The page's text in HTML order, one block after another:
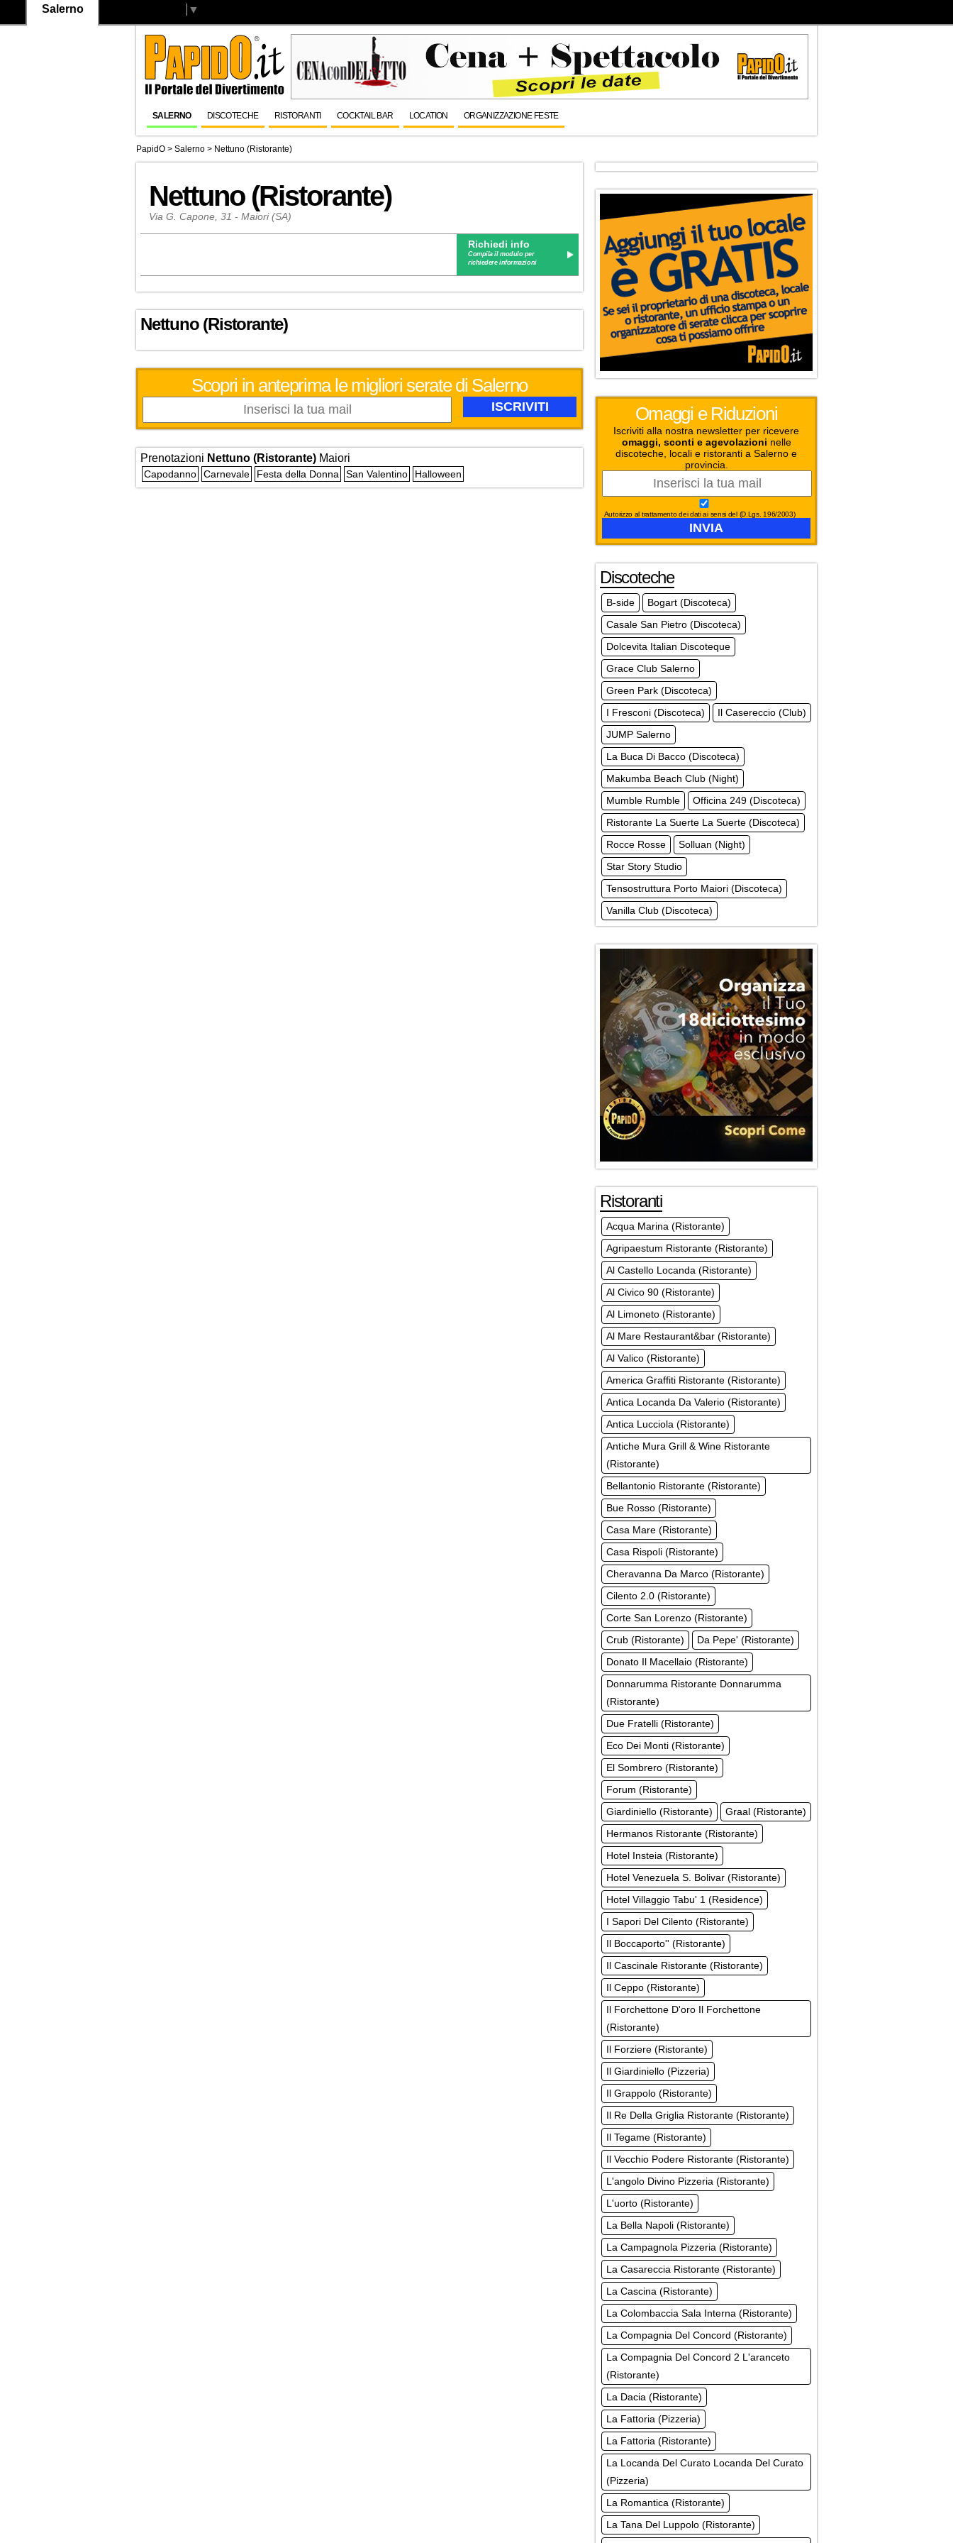
Salerno ▼
SALERNO DISCOTECHE RISTORANTI COCKTAIL BAR LOCATION ORGANIZZAZIONE FESTE
PapidO > Salerno > Nettuno (Ristorante)
Nettuno (Ristorante)
Via G. Capone, 31 - Maiori (SA)
Richiedi info
Compila il modulo per
richiedere informazioni
Nettuno (Ristorante)
Scopri in anteprima le migliori serate di Salerno
Prenotazioni Nettuno (Ristorante) Maiori
Capodanno Carnevale Festa della Donna San Valentino Halloween
Omaggi e Riduzioni
Iscriviti alla nostra newsletter per ricevere
omaggi, sconti e agevolazioni nelle
discoteche, locali e ristoranti a Salerno e
provincia.
Autorizzo al trattamento dei dati ai sensi del (D.Lgs. 196/2003)
Discoteche
B-side
Bogart (Discoteca)
Casale San Pietro (Discoteca)
Dolcevita Italian Discoteque
Grace Club Salerno
Green Park (Discoteca)
I Fresconi (Discoteca)
Il Casereccio (Club)
JUMP Salerno
La Buca Di Bacco (Discoteca)
Makumba Beach Club (Night)
Mumble Rumble
Officina 249 (Discoteca)
Ristorante La Suerte La Suerte (Discoteca)
Rocce Rosse
Solluan (Night)
Star Story Studio
Tensostruttura Porto Maiori (Discoteca)
Vanilla Club (Discoteca)
Ristoranti
Acqua Marina (Ristorante)
Agripaestum Ristorante (Ristorante)
Al Castello Locanda (Ristorante)
Al Civico 90 (Ristorante)
Al Limoneto (Ristorante)
Al Mare Restaurant&bar (Ristorante)
Al Valico (Ristorante)
America Graffiti Ristorante (Ristorante)
Antica Locanda Da Valerio (Ristorante)
Antica Lucciola (Ristorante)
Antiche Mura Grill & Wine Ristorante
(Ristorante)
Bellantonio Ristorante (Ristorante)
Bue Rosso (Ristorante)
Casa Mare (Ristorante)
Casa Rispoli (Ristorante)
Cheravanna Da Marco (Ristorante)
Cilento 2.0 (Ristorante)
Corte San Lorenzo (Ristorante)
Crub (Ristorante)
Da Pepe' (Ristorante)
Donato Il Macellaio (Ristorante)
Donnarumma Ristorante Donnarumma
(Ristorante)
Due Fratelli (Ristorante)
Eco Dei Monti (Ristorante)
El Sombrero (Ristorante)
Forum (Ristorante)
Giardiniello (Ristorante)
Graal (Ristorante)
Hermanos Ristorante (Ristorante)
Hotel Insteia (Ristorante)
Hotel Venezuela S. Bolivar (Ristorante)
Hotel Villaggio Tabu' 1 (Residence)
I Sapori Del Cilento (Ristorante)
Il Boccaporto'' (Ristorante)
Il Cascinale Ristorante (Ristorante)
Il Ceppo (Ristorante)
Il Forchettone D'oro Il Forchettone
(Ristorante)
Il Forziere (Ristorante)
Il Giardiniello (Pizzeria)
Il Grappolo (Ristorante)
Il Re Della Griglia Ristorante (Ristorante)
Il Tegame (Ristorante)
Il Vecchio Podere Ristorante (Ristorante)
L'angolo Divino Pizzeria (Ristorante)
L'uorto (Ristorante)
La Bella Napoli (Ristorante)
La Campagnola Pizzeria (Ristorante)
La Casareccia Ristorante (Ristorante)
La Cascina (Ristorante)
La Colombaccia Sala Interna (Ristorante)
La Compagnia Del Concord (Ristorante)
La Compagnia Del Concord 2 L'aranceto
(Ristorante)
La Dacia (Ristorante)
La Fattoria (Pizzeria)
La Fattoria (Ristorante)
La Locanda Del Curato Locanda Del Curato
(Pizzeria)
La Romantica (Ristorante)
La Tana Del Luppolo (Ristorante)